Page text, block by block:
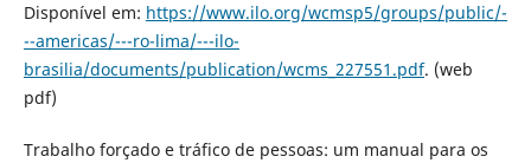
Disponível em: https://www.ilo.org/wcmsp5/groups/public/-
--americas/---ro-lima/---ilo-
brasilia/documents/publication/wcms_227551.pdf. (web
pdf)
Trabalho forçado e tráfico de pessoas: um manual para os